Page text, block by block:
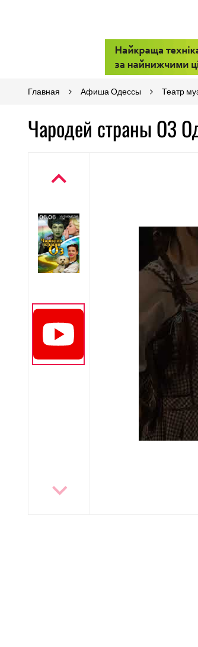
Главная Афиша Одессы Театр
Чародей страны ОЗ